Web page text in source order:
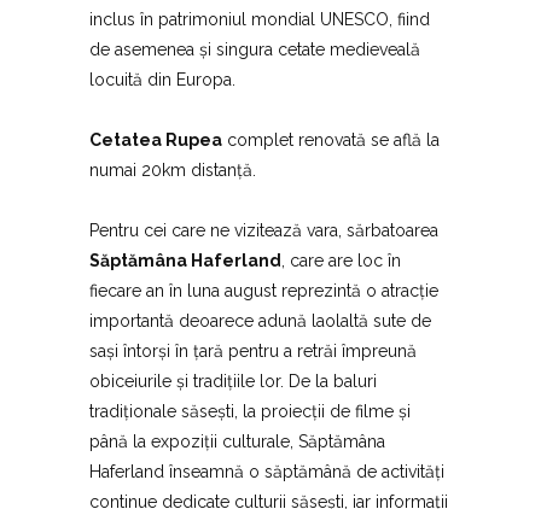
inclus în patrimoniul mondial UNESCO, fiind
de asemenea și singura cetate medieveală
locuită din Europa.
Cetatea Rupea complet renovată se află la
numai 20km distanță.
Pentru cei care ne vizitează vara, sărbatoarea
Săptămâna Haferland
, care are loc în
fiecare an în luna august reprezintă o atracție
importantă deoarece adună laolaltă sute de
sași întorși în țară pentru a retrăi împreună
obiceiurile și tradițiile lor. De la baluri
tradiționale săsești, la proiecții de filme și
până la expoziții culturale, Săptămâna
Haferland înseamnă o săptămână de activități
continue dedicate culturii săsești, iar informații